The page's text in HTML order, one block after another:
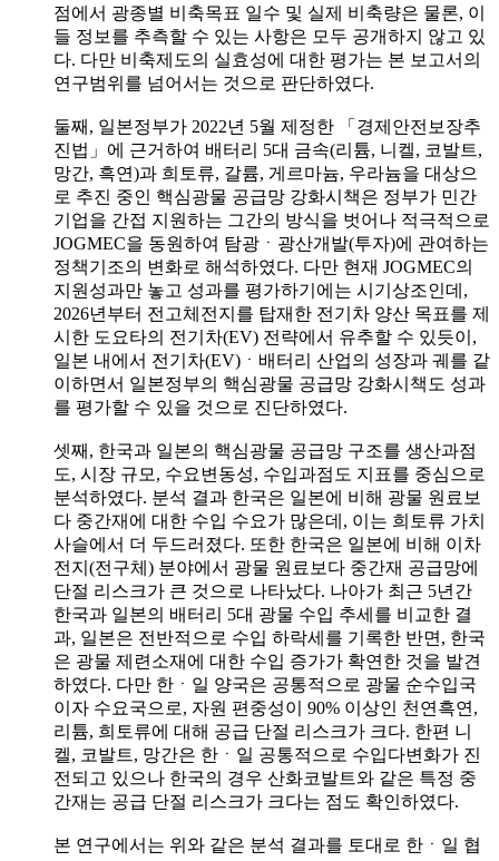
점에서 광종별 비축목표 일수 및 실제 비축량은 물론, 이
들 정보를 추측할 수 있는 사항은 모두 공개하지 않고 있
다. 다만 비축제도의 실효성에 대한 평가는 본 보고서의
연구범위를 넘어서는 것으로 판단하였다.
둘째, 일본정부가 2022년 5월 제정한 「경제안전보장추
진법」에 근거하여 배터리 5대 금속(리튬, 니켈, 코발트,
망간, 흑연)과 희토류, 갈륨, 게르마늄, 우라늄을 대상으
로 추진 중인 핵심광물 공급망 강화시책은 정부가 민간
기업을 간접 지원하는 그간의 방식을 벗어나 적극적으로
JOGMEC을 동원하여 탐광ㆍ광산개발(투자)에 관여하는
정책기조의 변화로 해석하였다. 다만 현재 JOGMEC의
지원성과만 놓고 성과를 평가하기에는 시기상조인데,
2026년부터 전고체전지를 탑재한 전기차 양산 목표를 제
시한 도요타의 전기차(EV) 전략에서 유추할 수 있듯이,
일본 내에서 전기차(EV)ㆍ배터리 산업의 성장과 궤를 같
이하면서 일본정부의 핵심광물 공급망 강화시책도 성과
를 평가할 수 있을 것으로 진단하였다.
셋째, 한국과 일본의 핵심광물 공급망 구조를 생산과점
도, 시장 규모, 수요변동성, 수입과점도 지표를 중심으로
분석하였다. 분석 결과 한국은 일본에 비해 광물 원료보
다 중간재에 대한 수입 수요가 많은데, 이는 희토류 가치
사슬에서 더 두드러졌다. 또한 한국은 일본에 비해 이차
전지(전구체) 분야에서 광물 원료보다 중간재 공급망에
단절 리스크가 큰 것으로 나타났다. 나아가 최근 5년간
한국과 일본의 배터리 5대 광물 수입 추세를 비교한 결
과, 일본은 전반적으로 수입 하락세를 기록한 반면, 한국
은 광물 제련소재에 대한 수입 증가가 확연한 것을 발견
하였다. 다만 한ㆍ일 양국은 공통적으로 광물 순수입국
이자 수요국으로, 자원 편중성이 90% 이상인 천연흑연,
리튬, 희토류에 대해 공급 단절 리스크가 크다. 한편 니
켈, 코발트, 망간은 한ㆍ일 공통적으로 수입다변화가 진
전되고 있으나 한국의 경우 산화코발트와 같은 특정 중
간재는 공급 단절 리스크가 크다는 점도 확인하였다.
본 연구에서는 위와 같은 분석 결과를 토대로 한ㆍ일 협